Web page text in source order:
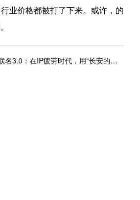
业价格都被打了下来。或许，的
疲劳时代，用“长安的荔枝”重构情绪营销 | Foodailyÿ��ʳƷ